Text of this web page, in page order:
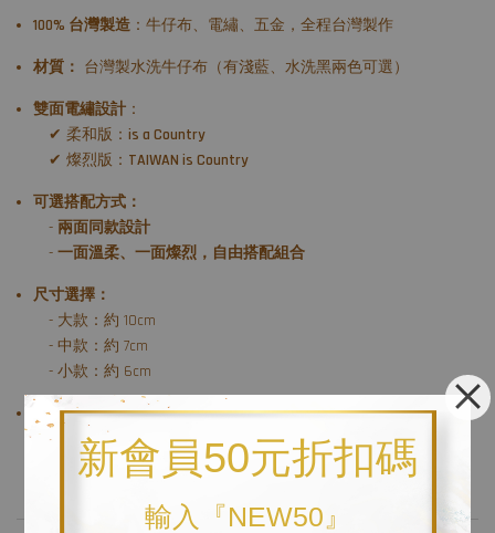
新會員50元折扣碼
輸入『NEW50』
100% 台灣製造 ：牛仔布、電繡、五金，全程台灣製作
材質： 台灣製水洗牛仔布（有淺藍、水洗黑兩色可選）
雙面電繡設計 ：
✔ 柔和版： is a Country
✔ 燦烈版： TAIWAN is Country
可選搭配方式：
- 兩面同款設計
- 一面溫柔、一面燦烈，自由搭配組合
尺寸選擇：
- 大款：約 10cm
- 中款：約 7cm
- 小款：約 6cm
客製配色：地圖／框線／文字皆可選配繡線顏色
----------------------------------------------------------